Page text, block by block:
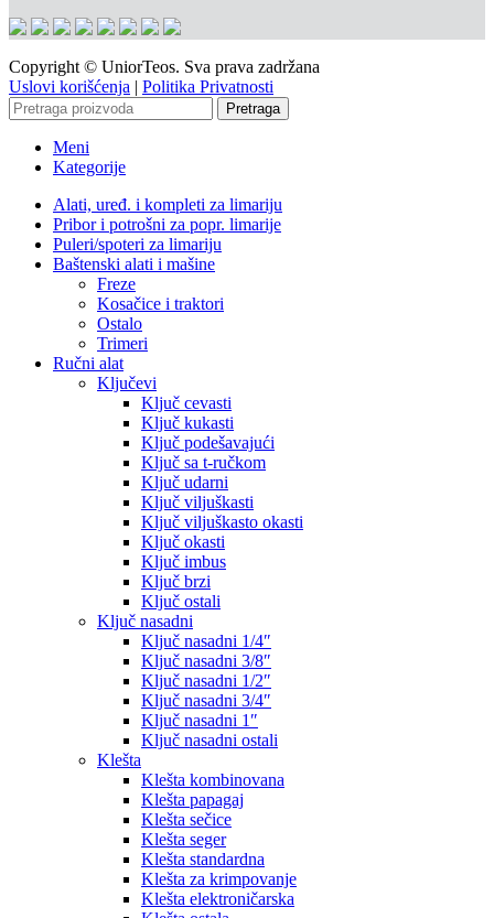
Copyright © UniorTeos. Sva prava zadržana
Uslovi korišćenja | Politika Privatnosti
Pretraga
Meni
Kategorije
Alati, uređ. i kompleti za limariju
Pribor i potrošni za popr. limarije
Puleri/spoteri za limariju
Baštenski alati i mašine
Freze
Kosačice i traktori
Ostalo
Trimeri
Ručni alat
Ključevi
Ključ cevasti
Ključ kukasti
Ključ podešavajući
Ključ sa t-ručkom
Ključ udarni
Ključ viljuškasti
Ključ viljuškasto okasti
Ključ okasti
Ključ imbus
Ključ brzi
Ključ ostali
Ključ nasadni
Ključ nasadni 1/4″
Ključ nasadni 3/8″
Ključ nasadni 1/2″
Ključ nasadni 3/4″
Ključ nasadni 1″
Ključ nasadni ostali
Klešta
Klešta kombinovana
Klešta papagaj
Klešta sečice
Klešta seger
Klešta standardna
Klešta za krimpovanje
Klešta elektroničarska